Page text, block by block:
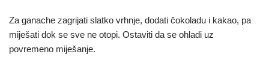
Za ganache zagrijati slatko vrhnje, dodati čokoladu i kakao, pa
miješati dok se sve ne otopi. Ostaviti da se ohladi uz
povremeno miješanje.